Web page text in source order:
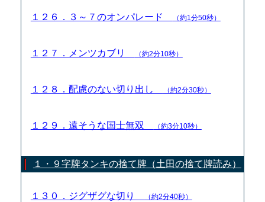
１２６．３～７のオンパレード （約1分50秒）
１２７．メンツカブリ （約2分10秒）
１２８．配慮のない切り出し （約2分30秒）
１２９．遠そうな国士無双 （約3分10秒）
１・９字牌タンキの捨て牌（土田の捨て牌読み）
１３０．ジグザグな切り （約2分40秒）